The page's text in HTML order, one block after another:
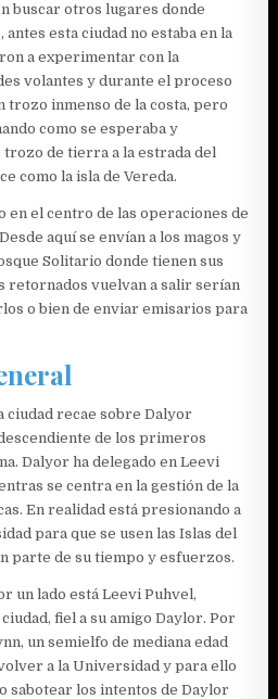
buscar otros lugares donde
esta ciudad no estaba en la
a experimentar con la
volantes y durante el proceso
inmenso de la costa, pero
como se esperaba y
de tierra a la estrada del
como la isla de Vereda.
en el centro de las operaciones de
aquí se envían a los magos y
Solitario donde tienen sus
retornados vuelvan a salir serían
o bien de enviar emisarios para
ciudad recae sobre Dalyor
de los primeros
Dalyor ha delegado en Leevi
se centra en la gestión de la
En realidad está presionando a
para que se usen las Islas del
parte de su tiempo y esfuerzos.
un lado está Leevi Puhvel,
fiel a su amigo Daylor. Por
un semielfo de mediana edad
a la Universidad y para ello
sabotear los intentos de Daylor